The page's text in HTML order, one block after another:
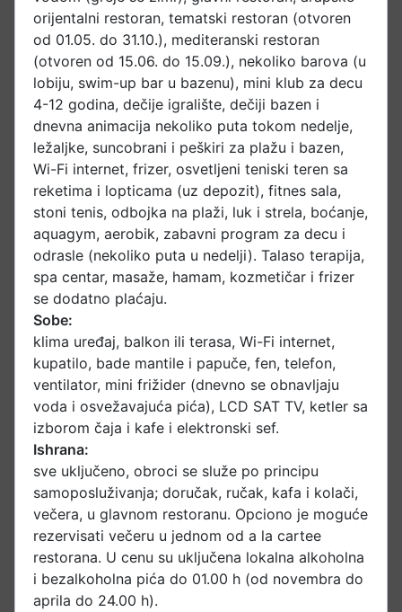
orijentalni restoran, tematski restoran (otvoren
od 01.05. do 31.10.), mediteranski restoran
(otvoren od 15.06. do 15.09.), nekoliko barova (u
lobiju, swim-up bar u bazenu), mini klub za decu
4-12 godina, dečije igralište, dečiji bazen i
dnevna animacija nekoliko puta tokom nedelje,
ležaljke, suncobrani i peškiri za plažu i bazen,
Wi-Fi internet, frizer, osvetljeni teniski teren sa
reketima i lopticama (uz depozit), fitnes sala,
stoni tenis, odbojka na plaži, luk i strela, boćanje,
aquagym, aerobik, zabavni program za decu i
odrasle (nekoliko puta u nedelji). Talaso terapija,
spa centar, masaže, hamam, kozmetičar i frizer
se dodatno plaćaju.
Sobe:
klima uređaj, balkon ili terasa, Wi-Fi internet,
kupatilo, bade mantile i papuče, fen, telefon,
ventilator, mini frižider (dnevno se obnavljaju
voda i osvežavajuća pića), LCD SAT TV, ketler sa
izborom čaja i kafe i elektronski sef.
Ishrana:
sve uključeno, obroci se služe po principu
samoposluživanja; doručak, ručak, kafa i kolači,
večera, u glavnom restoranu. Opciono je moguće
rezervisati večeru u jednom od a la cartee
restorana. U cenu su uključena lokalna alkoholna
i bezalkoholna pića do 01.00 h (od novembra do
aprila do 24.00 h).